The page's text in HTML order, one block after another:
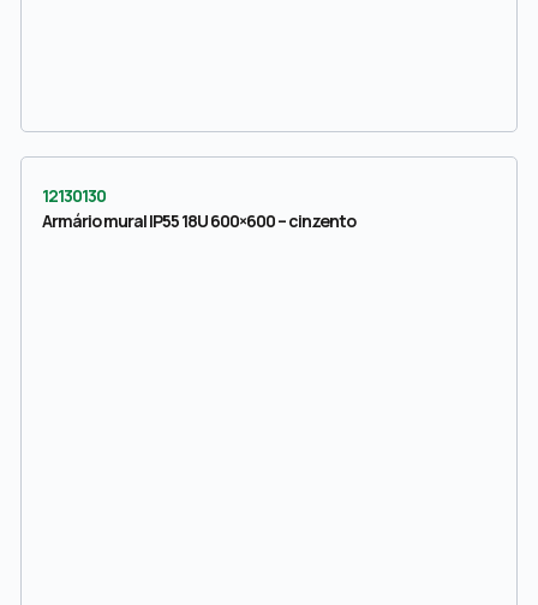
12130130
Armário mural IP55 18U 600×600 – cinzento